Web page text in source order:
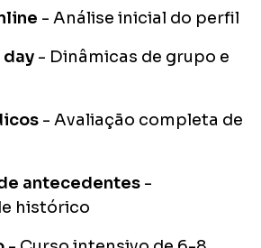
- Análise inicial do perfil
day - Dinâmicas de grupo e
- Avaliação completa de
antecedentes -
histórico